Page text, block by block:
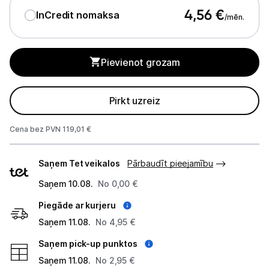
Tējkannas
Blenderi
Virtuves kombaini
Tosteri
Grili
Augļu žāvētāji
Gaļas maļamās mašīnas
InCredit nomaksa 4,56 €/mēn.
Pievienot grozam
Pirkt uzreiz
Cena bez PVN 119,01 €
veidi
Saņem Tet veikalos
Pārbaudīt pieejamību
Saņem 10.08. No 0,00 €
Piegāde ar kurjeru
Saņem 11.08. No 4,95 €
Saņem pick-up punktos
Saņem 11.08. No 2,95 €